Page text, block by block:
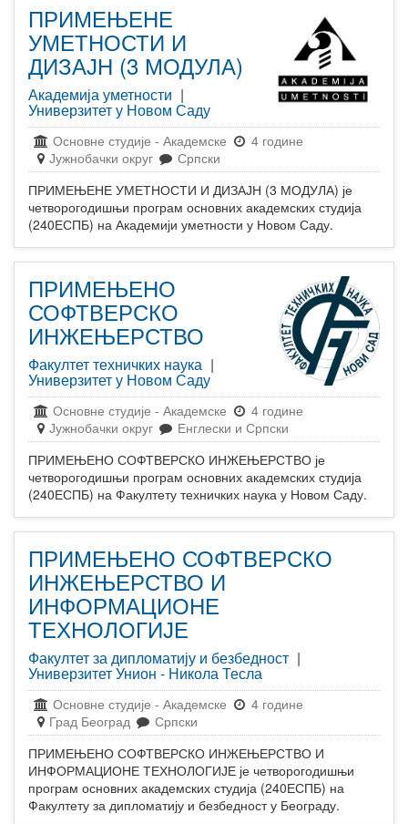
ПРИМЕЊЕНЕ
УМЕТНОСТИ И
ДИЗАЈН (3 МОДУЛА)
Академија уметности |
Универзитет у Новом Саду
Основне студије - Академске
4 године
Јужнобачки округ
Српски
ПРИМЕЊЕНЕ УМЕТНОСТИ И ДИЗАЈН (3 МОДУЛА) је
четворогодишњи програм основних академских студија
(240ЕСПБ) на Академији уметности у Новом Саду.
ПРИМЕЊЕНО
СОФТВЕРСКО
ИНЖЕЊЕРСТВО
Факултет техничких наука |
Универзитет у Новом Саду
Основне студије - Академске
4 године
Јужнобачки округ
Енглески и Српски
ПРИМЕЊЕНО СОФТВЕРСКО ИНЖЕЊЕРСТВО је
четворогодишњи програм основних академских студија
(240ЕСПБ) на Факултету техничких наука у Новом Саду.
ПРИМЕЊЕНО СОФТВЕРСКО
ИНЖЕЊЕРСТВО И
ИНФОРМАЦИОНЕ
ТЕХНОЛОГИЈЕ
Факултет за дипломатију и безбедност |
Универзитет Унион - Никола Тесла
Основне студије - Академске
4 године
Град Београд
Српски
ПРИМЕЊЕНО СОФТВЕРСКО ИНЖЕЊЕРСТВО И
ИНФОРМАЦИОНЕ ТЕХНОЛОГИЈЕ је четворогодишњи
програм основних академских студија (240ЕСПБ) на
Факултету за дипломатију и безбедност у Београду.